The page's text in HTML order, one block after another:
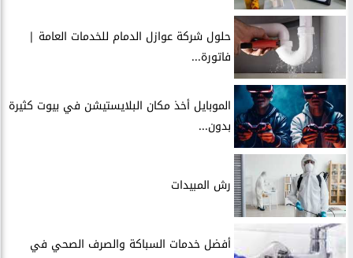
حلول شركة عوازل الدمام للخدمات العامة |
فاتورة...
الموبايل أخذ مكان البلايستيشن في بيوت كثيرة
بدون...
رش المبيدات
أفضل خدمات السباكة والصرف الصحي في